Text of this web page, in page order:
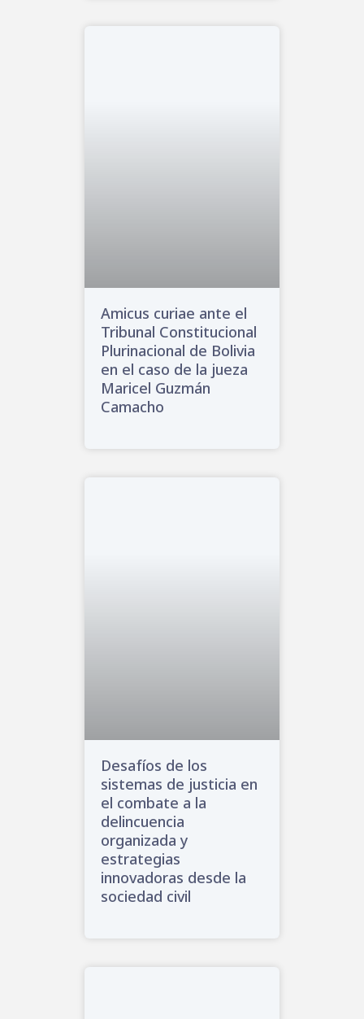
Amicus curiae ante el
Tribunal Constitucional
Plurinacional de Bolivia
en el caso de la jueza
Maricel Guzmán
Camacho
Desafíos de los
sistemas de justicia en
el combate a la
delincuencia
organizada y
estrategias
innovadoras desde la
sociedad civil